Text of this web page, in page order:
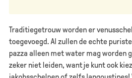
Traditiegetrouw worden er
toegevoegd. Al zullen de echte
pazza alleen met water mag worden
zeker niet leiden, want je kunt ook